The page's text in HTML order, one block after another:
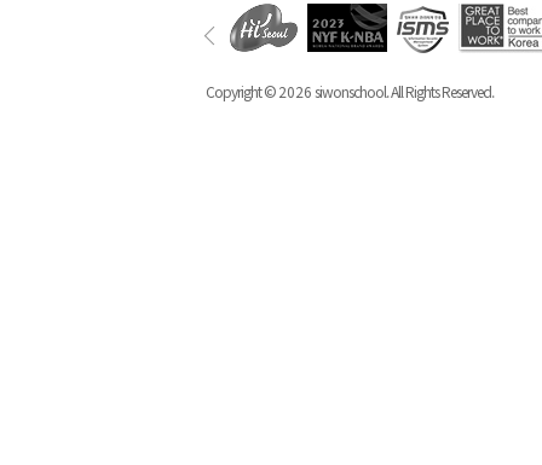
Copyright ©2026siwonschool. All Rights Reserved.